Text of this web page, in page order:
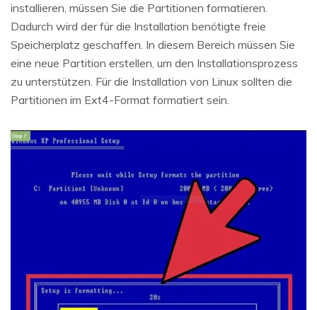
installieren, müssen Sie die Partitionen formatieren.
Dadurch wird der für die Installation benötigte freie
Speicherplatz geschaffen. In diesem Bereich müssen Sie
eine neue Partition erstellen, um den Installationsprozess
zu unterstützen. Für die Installation von Linux sollten die
Partitionen im Ext4-Format formatiert sein.